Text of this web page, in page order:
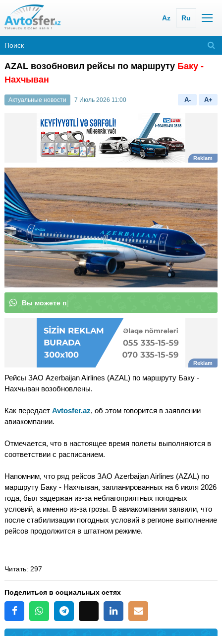
Az Ru
AZAL возобновил рейсы по маршруту Баку -
Нахчыван
Актуальные новости 7 Июль 2026 11:00 A- A+
Вы може|
Рейсы ЗАО Azerbaijan Airlines (AZAL) по маршруту Баку -
Нахчыван возобновлены.
Как передает Avtosfer.az, об этом говорится в заявлении
авиакомпании.
Отмечается, что в настоящее время полеты выполняются в
соответствии с расписанием.
Напомним, что ряд рейсов ЗАО Azerbaijan Airlines (AZAL) по
маршруту Баку - Нахчыван, запланированных на 6 июля 2026
года, был задержан из-за неблагоприятных погодных
условий, а именно из-за грозы. В авиакомпании заявили, что
после стабилизации погодных условий в регионе выполнение
рейсов продолжится в штатном режиме.
Читать: 297
Поделиться в социальных сетях